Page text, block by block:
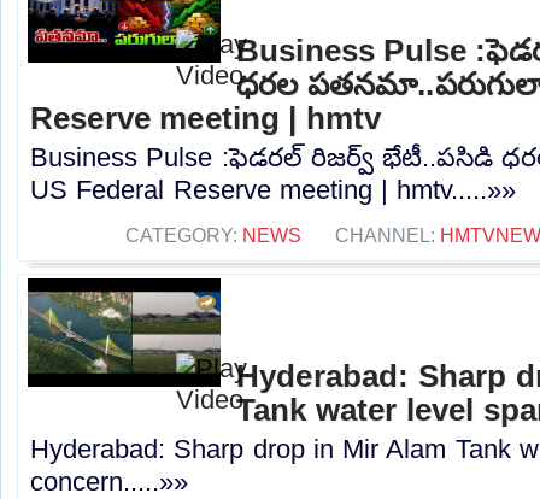
Business Pulse
ధరల
Reserve meeting | hmtv
Business Pulse :ఫెడరల్ రిజర్వ్ భేటీ..పసిడి
US Federal Reserve meeting | hmtv.....»»
CATEGORY: NEWS CHANNEL:
Hyderabad: Sharp
Tank water level
Hyderabad: Sharp drop in Mir Alam Tank
concern.....»»